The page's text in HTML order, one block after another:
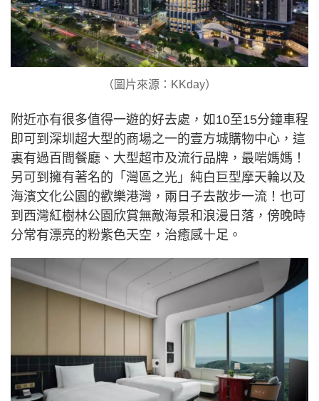
（圖片來源：KKday）
附近亦有很多值得一遊的好去處，如10至15分鐘車程
即可到深圳超大型的商場之一的壹方城購物中心，這
裏有過百間餐廳、大型超市及流行品牌，最啱媽媽！
另可到擁有著名的「灣區之光」純白巨型摩天輪以及
海濱文化公園的歡樂港灣，兩日子去散步一流！也可
到西灣紅樹林公園欣賞無敵海景和浪漫日落，傍晚時
分常有漂亮的粉紫色天空，治癒感十足。